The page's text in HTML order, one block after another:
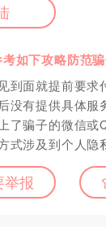
如下攻略防范
到面就提前要求
没有提供具体服
了骗子的微信
式涉及到个人隐
报